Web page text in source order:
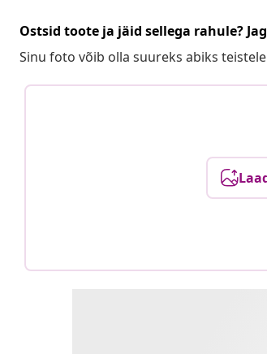
Ostsid toote ja jäid sellega rahule?
Sinu foto võib olla suureks abiks